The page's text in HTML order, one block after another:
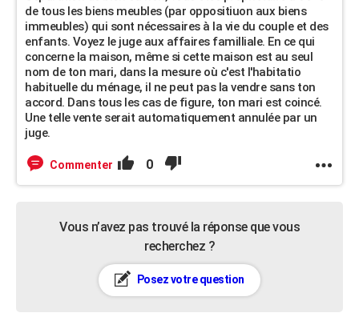
de tous les biens meubles (par oppositiuon aux biens
immeubles) qui sont nécessaires à la vie du couple et des
enfants. Voyez le juge aux affaires familliale. En ce qui
concerne la maison, même si cette maison est au seul
nom de ton mari, dans la mesure où c'est l'habitatio
habituelle du ménage, il ne peut pas la vendre sans ton
accord. Dans tous les cas de figure, ton mari est coincé.
Une telle vente serait automatiquement annulée par un
juge.
Commenter 0
Vous n’avez pas trouvé la réponse que vous
recherchez ?
Posez votre question